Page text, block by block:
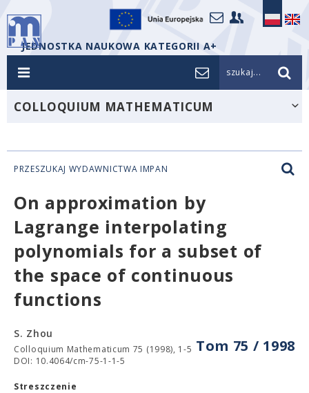
JEDNOSTKA NAUKOWA KATEGORII A+
szukaj...
COLLOQUIUM MATHEMATICUM
PRZESZUKAJ WYDAWNICTWA IMPAN
On approximation by
Lagrange interpolating
polynomials for a subset of
the space of continuous
functions
Tom 75 / 1998
S. Zhou
Colloquium Mathematicum 75 (1998), 1-5
DOI: 10.4064/cm-75-1-1-5
Streszczenie